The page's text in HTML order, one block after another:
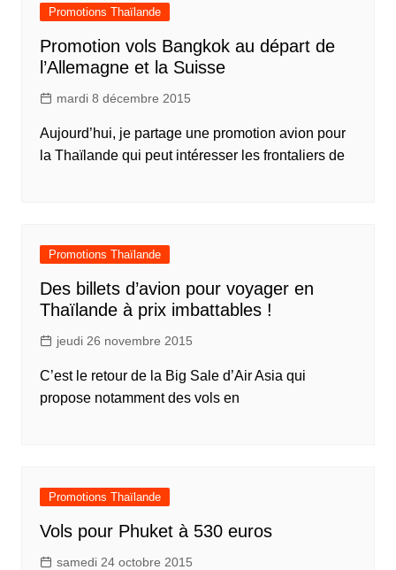
Promotions Thaïlande
Promotion vols Bangkok au départ de
l’Allemagne et la Suisse
mardi 8 décembre 2015
Aujourd’hui, je partage une promotion avion pour
la Thaïlande qui peut intéresser les frontaliers de
Promotions Thaïlande
Des billets d’avion pour voyager en
Thaïlande à prix imbattables !
jeudi 26 novembre 2015
C’est le retour de la Big Sale d’Air Asia qui
propose notamment des vols en
Promotions Thaïlande
Vols pour Phuket à 530 euros
samedi 24 octobre 2015